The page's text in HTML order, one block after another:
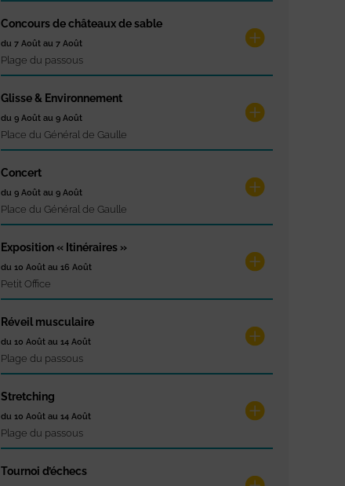
Concours de châteaux de sable
du 7 Août au 7 Août
Plage du passous
Glisse & Environnement
du 9 Août au 9 Août
Place du Général de Gaulle
Concert
du 9 Août au 9 Août
Place du Général de Gaulle
Exposition « Itinéraires »
du 10 Août au 16 Août
Petit Office
Réveil musculaire
du 10 Août au 14 Août
Plage du passous
Stretching
du 10 Août au 14 Août
Plage du passous
Tournoi d’échecs